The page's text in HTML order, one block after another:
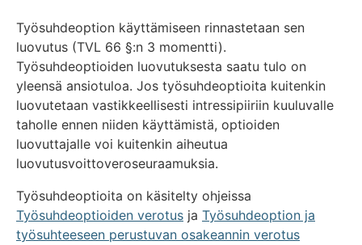
Työsuhdeoption käyttämiseen rinnastetaan sen
luovutus (TVL 66 §:n 3 momentti).
Työsuhdeoptioiden luovutuksesta saatu tulo on
yleensä ansiotuloa. Jos työsuhdeoptioita kuitenkin
luovutetaan vastikkeellisesti intressipiiriin kuuluvalle
taholle ennen niiden käyttämistä, optioiden
luovuttajalle voi kuitenkin aiheutua
luovutusvoittoveroseuraamuksia.
Työsuhdeoptioita on käsitelty ohjeissa
Työsuhdeoptioiden verotus ja Työsuhdeoption ja
työsuhteeseen perustuvan osakeannin verotus